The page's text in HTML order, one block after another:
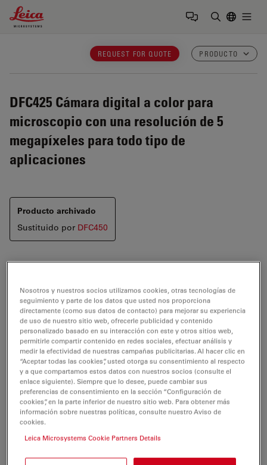
Leica Microsystems Logo
REQUEST FOR QUOTE PRODUCTO
DFC425 Cámara digital a color para
microscopio con una resolución de 5
megapíxeles para todo tipo de
aplicaciones
Producto archivado
Sustituido por DFC450
La cámara Leica DFC425 es una <link products
microscope-cameras microscope>cámara digital para
microscopio con interfaz de montura C y con unsensor
CCD de 5 megapíxeles. La cámara captura imágenes
brillantes y nítidas para el análisis detallado de las
mismas en aplicacionesindustriales, de investigación y
en el ámbito de las ciencias biológicas.
La intuitiva vista previa del escaneado progresivo
imagen en vivo en resolución XGA alcanza hasta
fotogramas por segundo
enfocar la muestra directamente en la pantalla del
Nosotros y nuestros socios utilizamos cookies, otras tecnologías de
seguimiento y parte de los datos que usted nos proporciona
directamente (como sus datos de contacto) para mejorar su experiencia
de uso de nuestro sitio web, ofrecerle publicidad y contenido
personalizado basado en su interacción con este y otros sitios web,
permitirle compartir contenido en redes sociales, efectuar análisis y
medir la efectividad de nuestras campañas publicitarias. Al hacer clic en
“Aceptar todas las cookies”, usted otorga su consentimiento al respecto
y a que compartamos estos datos con nuestros socios (consulte el
enlace siguiente). Siempre que lo desee, puede cambiar sus
preferencias de consentimiento en la sección “Configuración de
cookies”, en la parte inferior de nuestro sitio web. Para obtener más
información sobre nuestras políticas, consulte nuestro Aviso de
cookies.
Leica Microsystems Cookie Partners Details